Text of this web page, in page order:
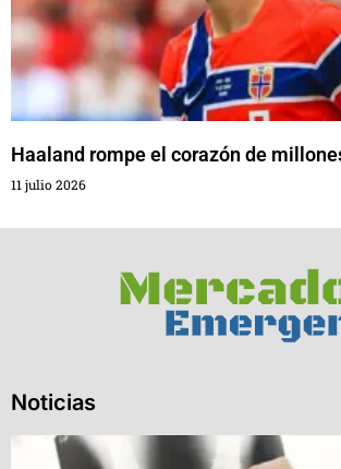
Haaland rompe el corazón de
11 julio 2026
Noticias